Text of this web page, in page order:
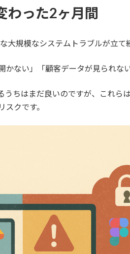
わった2ヶ月間
大規模なシステムトラブルが立て
かない」「顧客データが見られな
うちはまだ良いのですが、これら
クです。